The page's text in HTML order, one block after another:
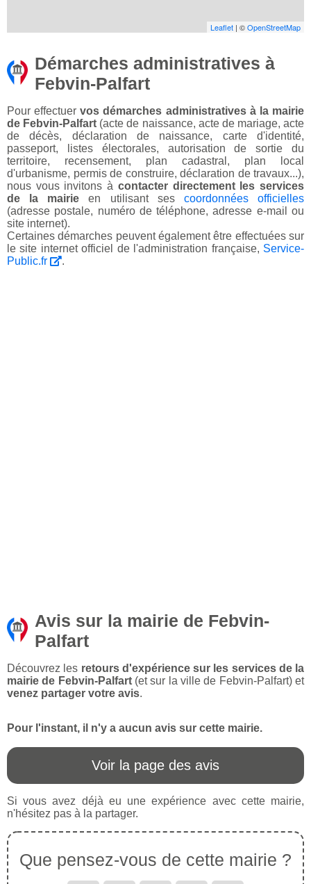
Leaflet | ©OpenStreetMap
Démarches administratives à
Febvin-Palfart
Pour effectuervos démarches administratives à la mairie
de Febvin-Palfart (acte de naissance, acte de mariage, acte
de décès, déclaration de naissance, carte d'identité,
passeport, listes électorales, autorisation de sortie du
territoire, recensement, plan cadastral, plan local
d'urbanisme, permis de construire, déclaration de travaux...),
nous vous invitons à contacter directement les services
de la mairie en utilisant ses coordonnées officielles
(adresse postale, numéro de téléphone, adresse e-mail ou
site internet).
Certaines démarches peuvent également être effectuées sur
le site internet officiel de l'administration française, Service-
Public.fr
.
Avis sur la mairie de Febvin-
Palfart
Découvrez les retours d'expérience sur les services de la
mairie de Febvin-Palfart(et sur la ville de Febvin-Palfart) et
venez partager votre avis.
Pour l'instant, il n'y a aucun avis sur cette mairie.
Voir la page des avis
Si vous avez déjà eu une expérience avec cette mairie,
n'hésitez pas à la partager.
Que pensez-vous de cette mairie ?